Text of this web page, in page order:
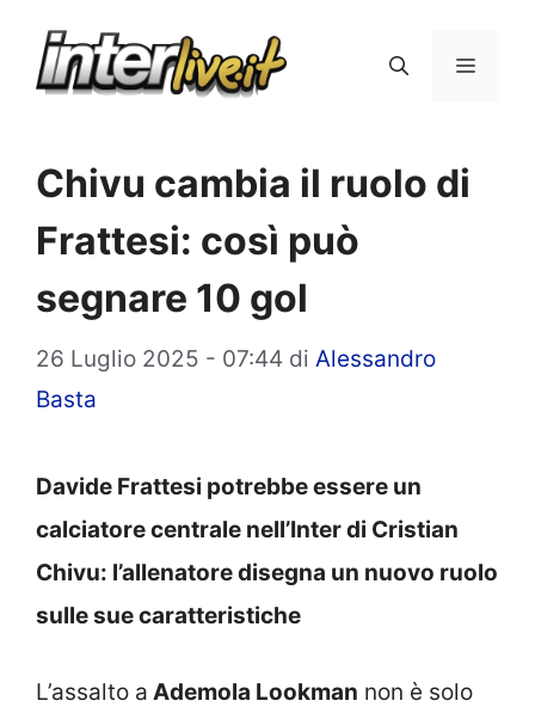
Menu
Chivu cambia il ruolo di
Frattesi: così può
segnare 10 gol
26 Luglio 2025 - 07:44 di Alessandro
Basta
Davide Frattesi potrebbe essere un
calciatore centrale nell’Inter di Cristian
Chivu: l’allenatore disegna un nuovo ruolo
sulle sue caratteristiche
L’assalto a Ademola Lookman non è solo